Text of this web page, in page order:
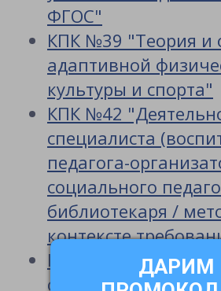
ДАРИМ
ФГОС"
КПК №39 "Теория и
адаптивной
культуры и спорта"
КПК №42
специалиста
педагога-
социального
библиотекаря /
контексте
КПК №42
специалиста